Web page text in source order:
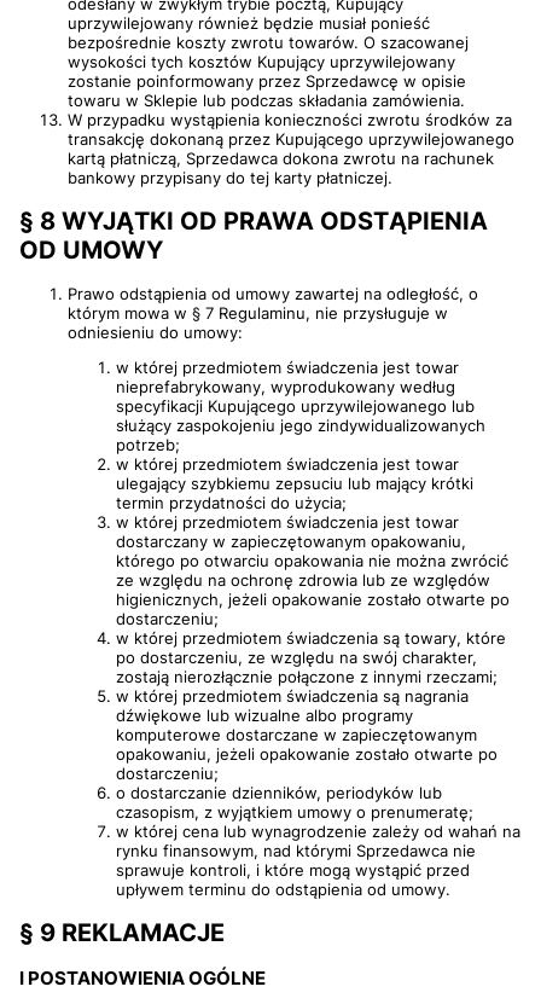
uprzywilejowany również będzie musiał ponieść
bezpośrednie koszty zwrotu towarów. O szacowanej
wysokości tych kosztów Kupujący uprzywilejowany
zostanie poinformowany przez Sprzedawcę w opisie
towaru w Sklepie lub podczas składania zamówienia.
W przypadku wystąpienia konieczności zwrotu środków za
transakcję dokonaną przez Kupującego uprzywilejowanego
kartą płatniczą, Sprzedawca dokona zwrotu na rachunek
bankowy przypisany do tej karty płatniczej.
§ 8 WYJĄTKI OD PRAWA ODSTĄPIENIA
OD UMOWY
Prawo odstąpienia od umowy zawartej na odległość, o
którym mowa w § 7 Regulaminu, nie przysługuje w
odniesieniu do umowy:
w której przedmiotem świadczenia jest towar
nieprefabrykowany, wyprodukowany według
specyfikacji Kupującego uprzywilejowanego lub
służący zaspokojeniu jego zindywidualizowanych
potrzeb;
w której przedmiotem świadczenia jest towar
ulegający szybkiemu zepsuciu lub mający krótki
termin przydatności do użycia;
w której przedmiotem świadczenia jest towar
dostarczany w zapieczętowanym opakowaniu,
którego po otwarciu opakowania nie można zwrócić
ze względu na ochronę zdrowia lub ze względów
higienicznych, jeżeli opakowanie zostało otwarte po
dostarczeniu;
w której przedmiotem świadczenia są towary, które
po dostarczeniu, ze względu na swój charakter,
zostają nierozłącznie połączone z innymi rzeczami;
w której przedmiotem świadczenia są nagrania
dźwiękowe lub wizualne albo programy
komputerowe dostarczane w zapieczętowanym
opakowaniu, jeżeli opakowanie zostało otwarte po
dostarczeniu;
o dostarczanie dzienników, periodyków lub
czasopism, z wyjątkiem umowy o prenumeratę;
w której cena lub wynagrodzenie zależy od wahań na
rynku finansowym, nad którymi Sprzedawca nie
sprawuje kontroli, i które mogą wystąpić przed
upływem terminu do odstąpienia od umowy.
§ 9 REKLAMACJE
I POSTANOWIENIA OGÓLNE